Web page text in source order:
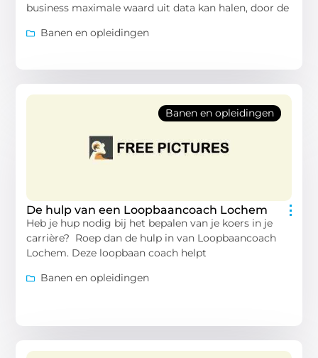
business maximale waard uit data kan halen, door de
Banen en opleidingen
Banen en opleidingen
De hulp van een Loopbaancoach Lochem
Heb je hup nodig bij het bepalen van je koers in je
carrière? Roep dan de hulp in van Loopbaancoach
Lochem. Deze loopbaan coach helpt
Banen en opleidingen